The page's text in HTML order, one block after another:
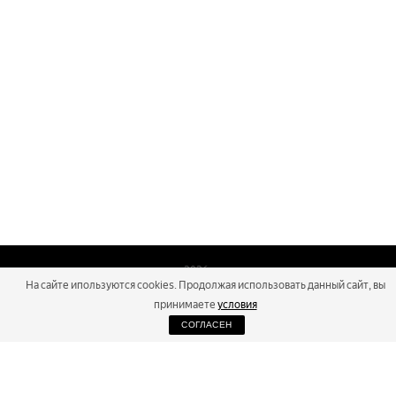
2026
Russialoppet ®
Серия лыжных марафонов
На сайте ипользуются cookies. Продолжая использовать данный сайт, вы
принимаете условия
СОГЛАСЕН